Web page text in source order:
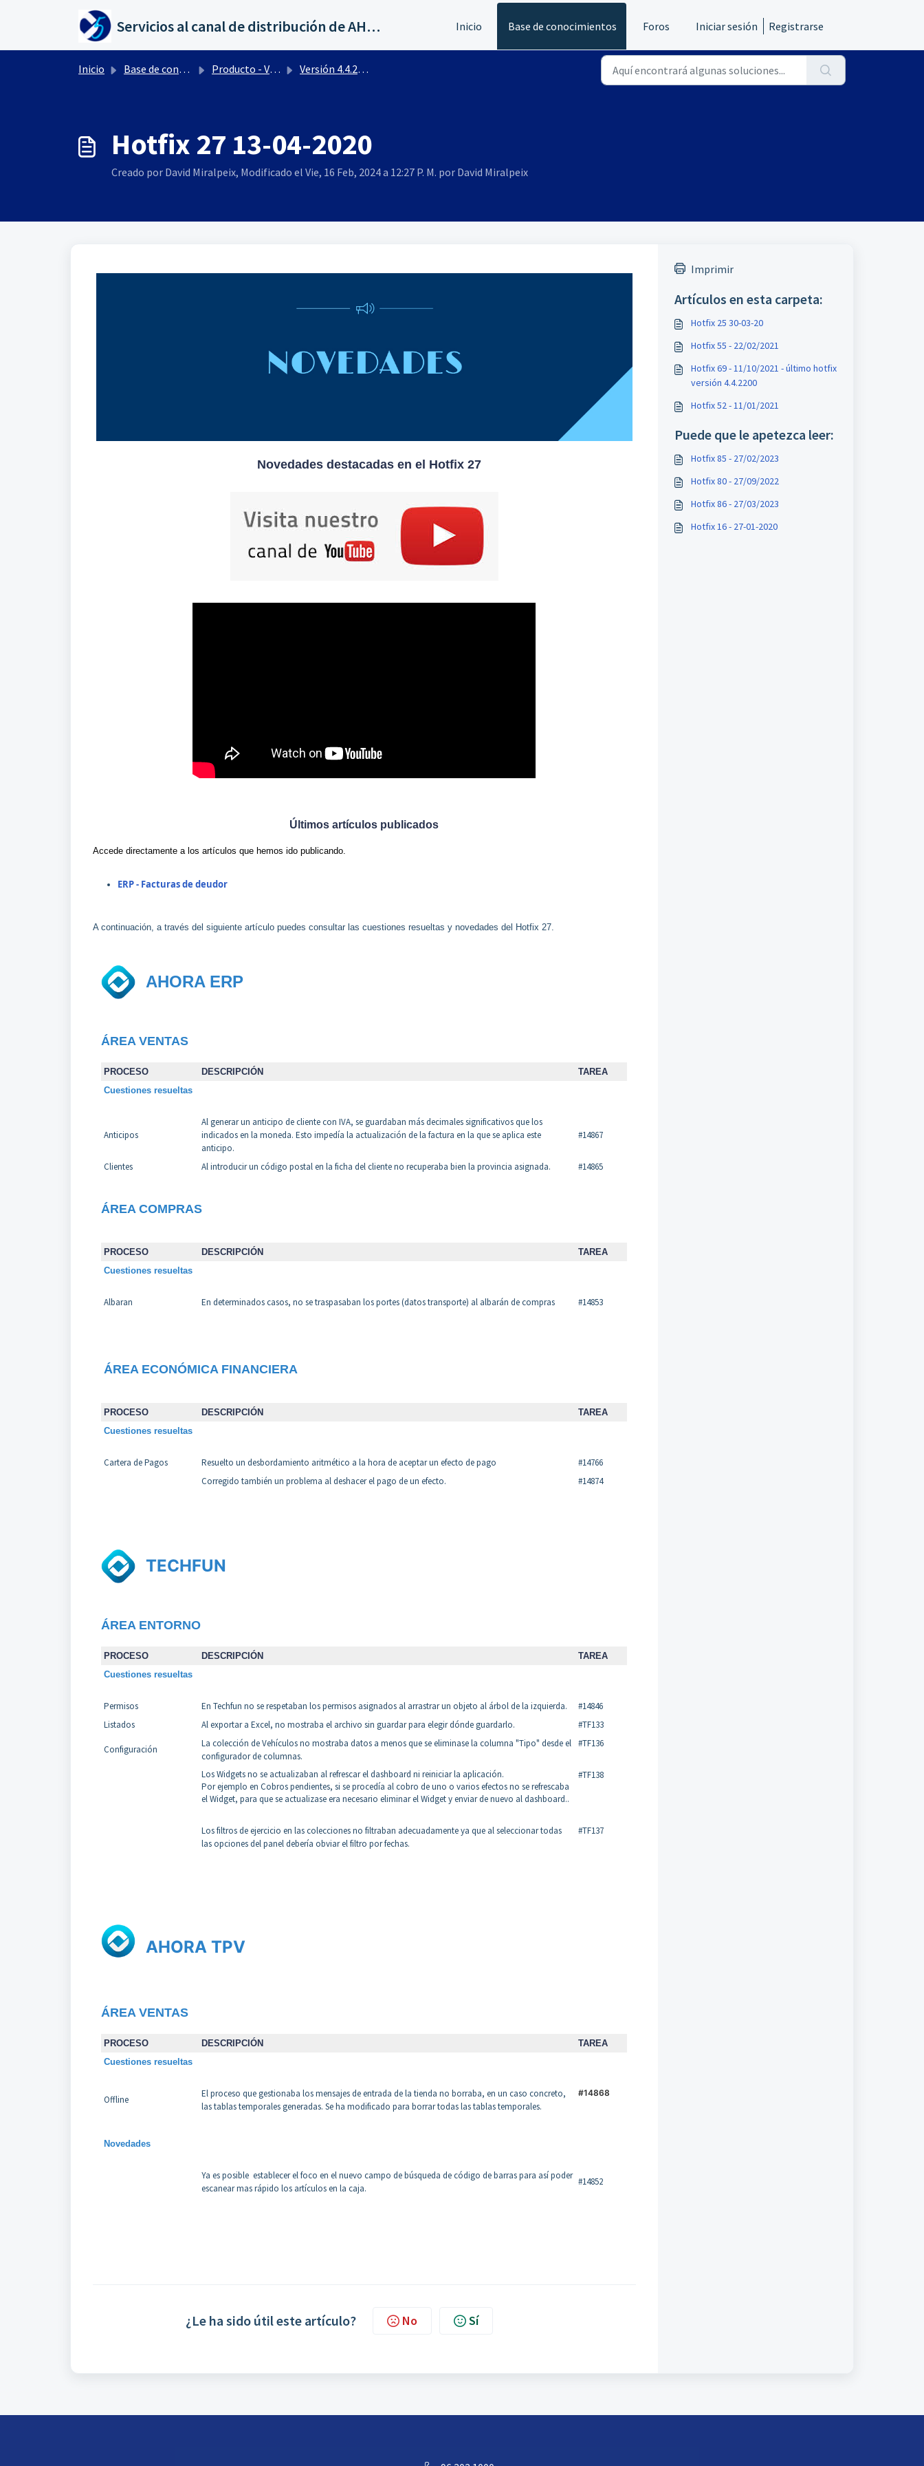
Servicios al canal de distribución de AHORA Inicio Base de conocimientos Foros Iniciar sesión Registrarse
Inicio Base de conocimientos Producto - Versiones Versión 4.4.2200
Hotfix 27 13-04-2020
Creado por David Miralpeix, Modificado el Vie, 16 Feb, 2024 a 12:27 P. M. por David Miralpeix
Novedades destacadas en el Hotfix 27
Últimos artículos publicados
Accede directamente a los artículos que hemos ido publicando.
ERP - Facturas de deudor
A continuación, a través del siguiente artículo puedes consultar las cuestiones resueltas y novedades del Hotfix 27.
AHORA ERP
ÁREA VENTAS
PROCESO DESCRIPCIÓN
TAREA
Cuestiones resueltas
Anticipos
Al generar un anticipo de cliente con IVA, se guardaban más decimales significativos que los
indicados en la moneda. Esto impedía la actualización de la factura en la que se aplica este
anticipo.
#14867
Clientes Al introducir un código postal en la ficha del cliente no recuperaba bien la provincia asignada. #14865
ÁREA COMPRAS
PROCESO DESCRIPCIÓN
TAREA
Cuestiones resueltas
Albaran En determinados casos, no se traspasaban los portes (datos transporte) al albarán de compras #14853
ÁREA ECONÓMICA FINANCIERA
PROCESO DESCRIPCIÓN
TAREA
Cuestiones resueltas
Cartera de Pagos Resuelto un desbordamiento aritmético a la hora de aceptar un efecto de pago
#14766
Corregido también un problema al deshacer el pago de un efecto.
#14874
TECHFUN
ÁREA ENTORNO
PROCESO DESCRIPCIÓN
TAREA
Cuestiones resueltas
Permisos En Techfun no se respetaban los permisos asignados al arrastrar un objeto al árbol de la izquierda.
#14846
Listados
Al exportar a Excel, no mostraba el archivo sin guardar para elegir dónde guardarlo. #TF133
Configuración
La colección de Vehículos no mostraba datos a menos que se eliminase la columna "Tipo" desde el
configurador de columnas.
#TF136
Los Widgets no se actualizaban al refrescar el dashboard ni reiniciar la aplicación.
Por ejemplo en Cobros pendientes, si se procedía al cobro de uno o varios efectos no se refrescaba
el Widget, para que se actualizase era necesario eliminar el Widget y enviar de nuevo al dashboard..
#TF138
Los filtros de ejercicio en las colecciones no filtraban adecuadamente ya que al seleccionar todas
las opciones del panel debería obviar el filtro por fechas.
#TF137
AHORA TPV
ÁREA VENTAS
PROCESO DESCRIPCIÓN
TAREA
Cuestiones resueltas
Offline
El proceso que gestionaba los mensajes de entrada de la tienda no borraba, en un caso concreto,
las tablas temporales generadas. Se ha modificado para borrar todas las tablas temporales.
#14868
Novedades
Ya es posible establecer el foco en el nuevo campo de búsqueda de código de barras para así poder
escanear mas rápido los artículos en la caja.
#14852
¿Le ha sido útil este artículo? No Sí
Imprimir
Artículos en esta carpeta:
Hotfix 25 30-03-20
Hotfix 55 - 22/02/2021
Hotfix 69 - 11/10/2021 - último hotfix
versión 4.4.2200
Hotfix 52 - 11/01/2021
Puede que le apetezca leer:
Hotfix 85 - 27/02/2023
Hotfix 80 - 27/09/2022
Hotfix 86 - 27/03/2023
Hotfix 16 - 27-01-2020